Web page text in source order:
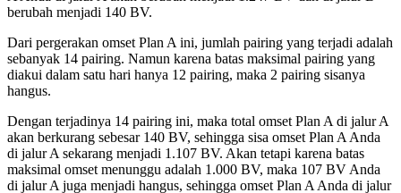
berubah menjadi 140 BV.
Dari pergerakan omset Plan A ini, jumlah pairing yang terjadi adalah
sebanyak 14 pairing. Namun karena batas maksimal pairing yang
diakui dalam satu hari hanya 12 pairing, maka 2 pairing sisanya
hangus.
Dengan terjadinya 14 pairing ini, maka total omset Plan A di jalur A
akan berkurang sebesar 140 BV, sehingga sisa omset Plan A Anda
di jalur A sekarang menjadi 1.107 BV. Akan tetapi karena batas
maksimal omset menunggu adalah 1.000 BV, maka 107 BV Anda
di jalur A juga menjadi hangus, sehingga omset Plan A Anda di jalur